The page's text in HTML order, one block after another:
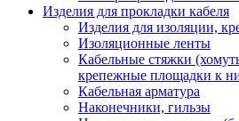
Изделия для прокладки кабеля
Изделия для изоляции,
Изоляционные ленты
Кабельные стяжки
крепежные площадки к
Кабельная арматура
Наконечники, гильзы